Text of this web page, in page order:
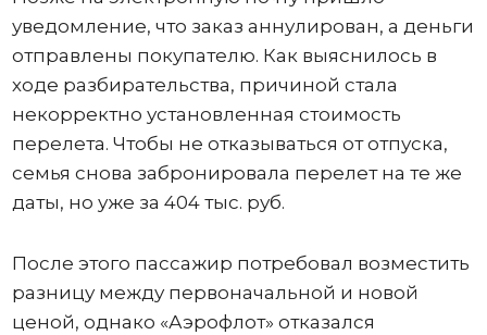
уведомление, что заказ аннулирован, а деньги
отправлены покупателю. Как выяснилось в
ходе разбирательства, причиной стала
некорректно установленная стоимость
перелета. Чтобы не отказываться от отпуска,
семья снова забронировала перелет на те же
даты, но уже за 404 тыс. руб.
После этого пассажир потребовал возместить
разницу между первоначальной и новой
ценой, однако «Аэрофлот» отказался